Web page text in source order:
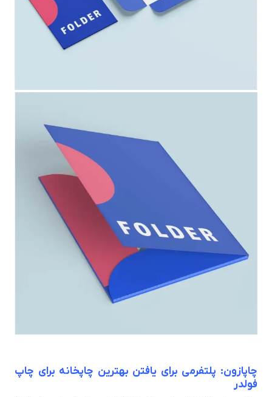
چاپازون: پلتفرمی برای یافتن بهترین چاپخانه برای چاپ
فولدر